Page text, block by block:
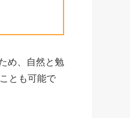
め、自然と勉
とも可能で